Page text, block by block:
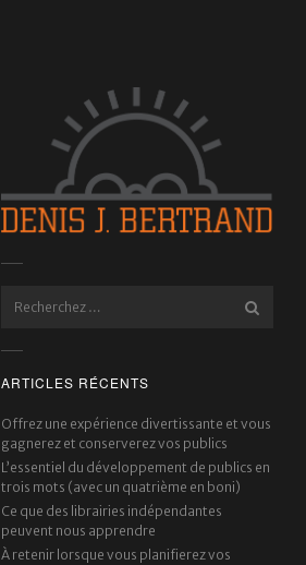
ARTICLES RÉCENTS
Offrez une expérience divertissante et vous
gagnerez et conserverez vos publics
L’essentiel du développement de publics en
trois mots (avec un quatrième en boni)
Ce que des librairies indépendantes
peuvent nous apprendre
À retenir lorsque vous planifierez vos